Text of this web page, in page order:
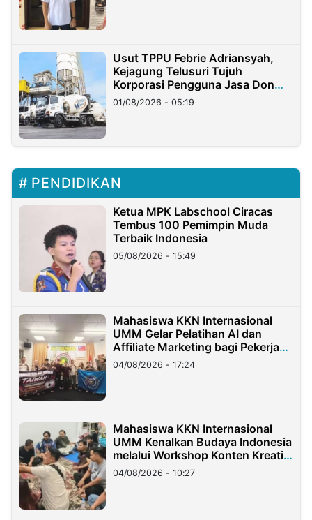
Usut TPPU Febrie Adriansyah,
Kejagung Telusuri Tujuh
Korporasi Pengguna Jasa Don
Ritto
01/08/2026 - 05:19
PENDIDIKAN
Ketua MPK Labschool Ciracas
Tembus 100 Pemimpin Muda
Terbaik Indonesia
05/08/2026 - 15:49
Mahasiswa KKN Internasional
UMM Gelar Pelatihan AI dan
Affiliate Marketing bagi Pekerja
Migran Indonesia di Taiwan
04/08/2026 - 17:24
Mahasiswa KKN Internasional
UMM Kenalkan Budaya Indonesia
melalui Workshop Konten Kreatif
di Taiwan
04/08/2026 - 10:27